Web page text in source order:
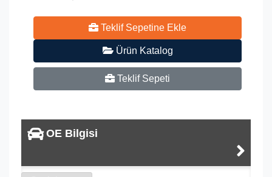
Teklif Sepetine Ekle
Ürün Katalog
Teklif Sepeti
OE Bilgisi